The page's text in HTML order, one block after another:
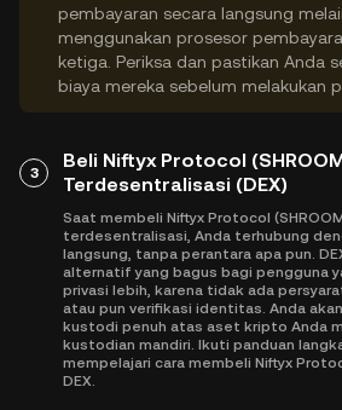
pembayaran secara langsung
menggunakan prosesor
ketiga. Periksa dan pastikan Anda
biaya mereka sebelum melakukan
3
Beli Niftyx Protocol
Terdesentralisasi (DEX)
Saat membeli Niftyx Protocol
terdesentralisasi, Anda terhubung
langsung, tanpa perantara apa pun.
alternatif yang bagus bagi pengguna
privasi lebih, karena tidak ada
atau pun verifikasi identitas. Anda
kustodi penuh atas aset kripto Anda
kustodian mandiri. Ikuti panduan
mempelajari cara membeli Niftyx
DEX.